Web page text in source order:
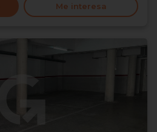
Me interesa